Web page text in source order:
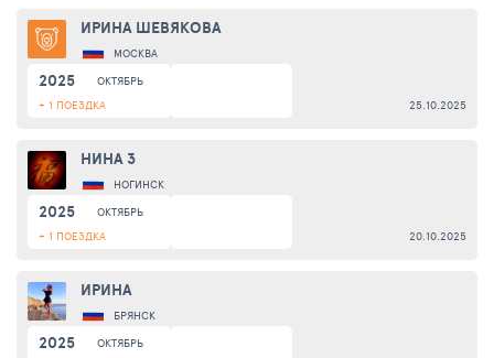
ИРИНА ШЕВЯКОВА
МОСКВА
2025
ОКТЯБРЬ
+ 1 ПОЕЗДКА
25.10.2025
НИНА З
НОГИНСК
2025
ОКТЯБРЬ
+ 1 ПОЕЗДКА
20.10.2025
ИРИНА
БРЯНСК
2025
ОКТЯБРЬ